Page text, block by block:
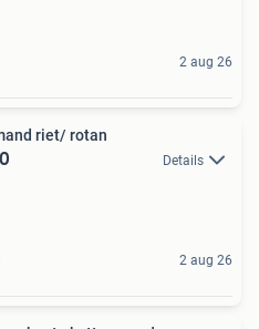
2 aug 26
riet/ rotan
Details
2 aug 26